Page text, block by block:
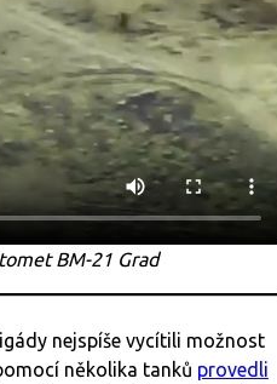
BM-21 Grad
nejspíše vycítili možnost
několika tanků provedli